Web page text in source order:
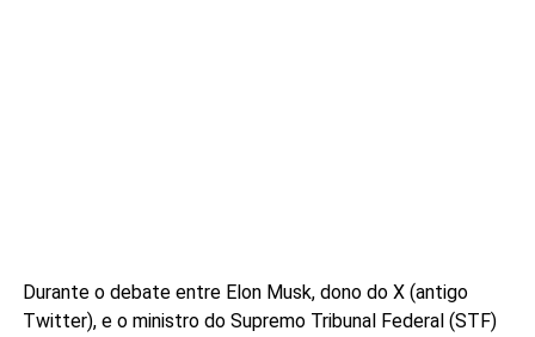
Durante o debate entre Elon Musk, dono do X (antigo
Twitter), e o ministro do Supremo Tribunal Federal (STF)